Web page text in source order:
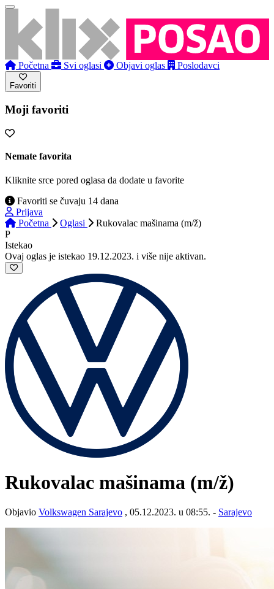
Početna Svi oglasi Objavi oglas Poslodavci
Favoriti
Moji favoriti
Nemate favorita
Kliknite srce pored oglasa da dodate u favorite
Favoriti se čuvaju 14 dana
Prijava
Početna
Oglasi
Rukovalac mašinama (m/ž)
P
Istekao
Ovaj oglas je istekao 19.12.2023. i više nije aktivan.
Rukovalac mašinama (m/ž)
Objavio Volkswagen Sarajevo , 05.12.2023. u 08:55. - Sarajevo